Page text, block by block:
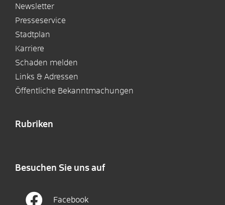
Newsletter
Presseservice
Stadtplan
Karriere
Schaden melden
Links & Adressen
Öffentliche Bekanntmachungen
Rubriken
Besuchen Sie uns auf
Facebook